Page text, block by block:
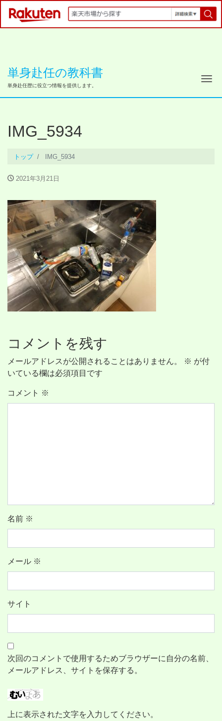
単身赴任の教科書
単身赴任歴に役立つ情報を提供します。 ナ
IMG_5934
トップ IMG_5934
2021年3月21日
コメントを残す
メールアドレスが公開されることはありません。 ※ が付
いている欄は必須項目です
コメント ※
名前 ※
メール ※
サイト
次回のコメントで使用するためブラウザーに自分の名前、
メールアドレス、サイトを保存する。
上に表示された文字を入力してください。